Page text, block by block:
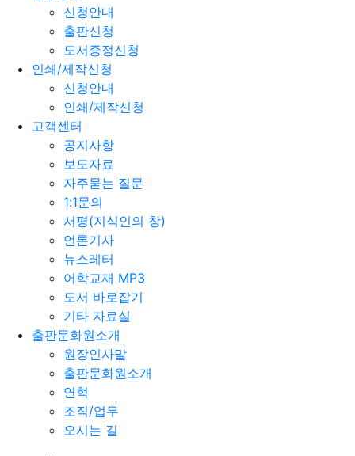
신청안내
출판신청
도서증정신청
인쇄/제작신청
신청안내
인쇄/제작신청
고객센터
공지사항
보도자료
자주묻는 질문
1:1문의
서평(지식인의 창)
언론기사
뉴스레터
어학교재 MP3
도서 바로잡기
기타 자료실
출판문화원소개
원장인사말
출판문화원소개
연혁
조직/업무
오시는 길